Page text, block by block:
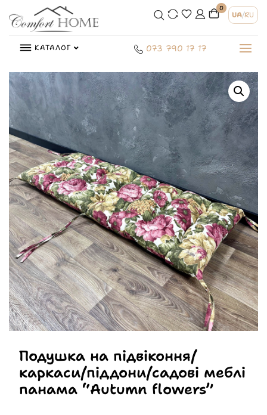
0
UA/RU
КАТАЛОГ 073 790 17 17
Подушка на підвіконня/
каркаси/піддони/садові меблі
панама “Autumn flowers”